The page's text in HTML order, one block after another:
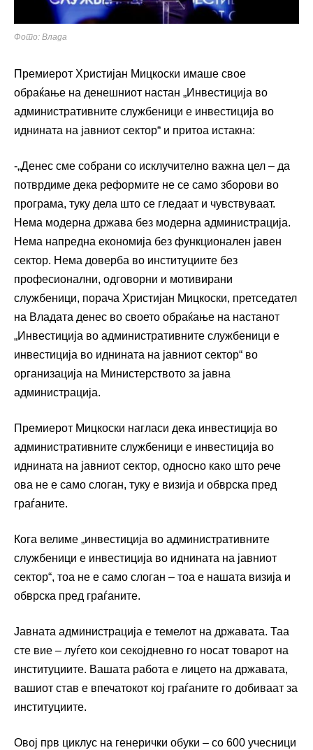
Фото: Влада
Премиерот Христијан Мицкоски имаше свое
обраќање на денешниот настан „Инвестиција во
административните службеници е инвестиција во
иднината на јавниот сектор“ и притоа истакна:
-„Денес сме собрани со исклучително важна цел – да
потврдиме дека реформите не се само зборови во
програма, туку дела што се гледаат и чувствуваат.
Нема модерна држава без модерна администрација.
Нема напредна економија без функционален јавен
сектор. Нема доверба во институциите без
професионални, одговорни и мотивирани
службеници, порача Христијан Мицкоски, претседател
на Владата денес во своето обраќање на настанот
„Инвестиција во административните службеници е
инвестиција во иднината на јавниот сектор“ во
организација на Министерството за јавна
администрација.
Премиерот Мицкоски нагласи дека инвестиција во
административните службеници е инвестиција во
иднината на јавниот сектор, односно како што рече
ова не е само слоган, туку е визија и обврска пред
граѓаните.
Кога велиме „инвестиција во административните
службеници е инвестиција во иднината на јавниот
сектор“, тоа не е само слоган – тоа е нашата визија и
обврска пред граѓаните.
Јавната администрација е темелот на државата. Таа
сте вие – луѓето кои секојдневно го носат товарот на
институциите. Вашата работа е лицето на државата,
вашиот став е впечатокот кој граѓаните го добиваат за
институциите.
Овој прв циклус на генерички обуки – со 600 учесници